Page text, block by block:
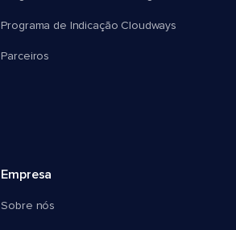
Programa de Indicação Cloudways
Parceiros
Empresa
Sobre nós